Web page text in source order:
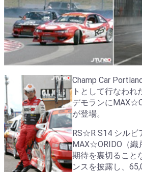
Champ Car
トとして行なわれ
デモランに
が登場。
RS☆R S14 シルビ
MAX☆ORIDO（織
期待を裏切ること
ンスを披露し、